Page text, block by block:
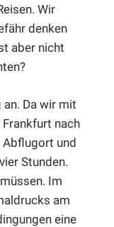
Wir
denken
aber nicht
Da wir mit
nach
Abflugort und
Stunden.
Im
am
eine